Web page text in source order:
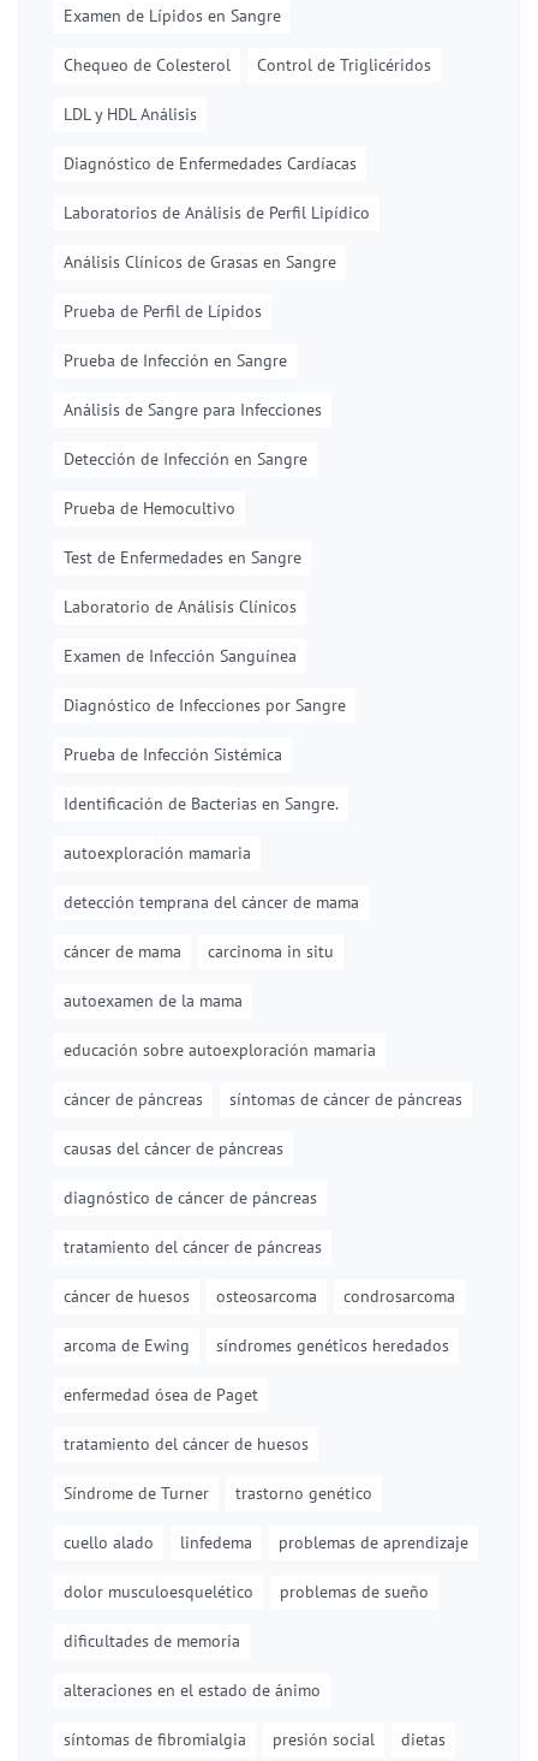
Examen de Lípidos en Sangre
Chequeo de Colesterol Control de Triglicéridos
LDL y HDL Análisis
Diagnóstico de Enfermedades Cardíacas
Laboratorios de Análisis de Perfil Lipídico
Análisis Clínicos de Grasas en Sangre
Prueba de Perfil de Lípidos
Prueba de Infección en Sangre
Análisis de Sangre para Infecciones
Detección de Infección en Sangre
Prueba de Hemocultivo
Test de Enfermedades en Sangre
Laboratorio de Análisis Clínicos
Examen de Infección Sanguínea
Diagnóstico de Infecciones por Sangre
Prueba de Infección Sistémica
Identificación de Bacterias en Sangre.
autoexploración mamaria
detección temprana del cáncer de mama
cáncer de mama carcinoma in situ
autoexamen de la mama
educación sobre autoexploración mamaria
cáncer de páncreas síntomas de cáncer de páncreas
causas del cáncer de páncreas
diagnóstico de cáncer de páncreas
tratamiento del cáncer de páncreas
cáncer de huesos osteosarcoma condrosarcoma
arcoma de Ewing síndromes genéticos heredados
enfermedad ósea de Paget
tratamiento del cáncer de huesos
Síndrome de Turner trastorno genético
cuello alado linfedema problemas de aprendizaje
dolor musculoesquelético problemas de sueño
dificultades de memoria
alteraciones en el estado de ánimo
síntomas de fibromialgia presión social dietas